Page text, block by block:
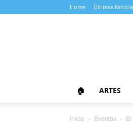
Home Últimas
🏠 ARTES
Início Eventos